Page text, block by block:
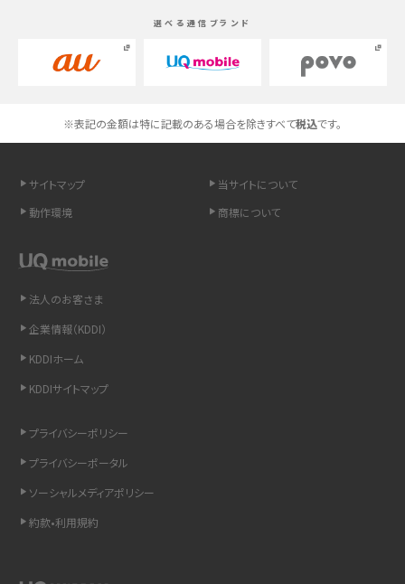
スマホのネット通信速度が遅い原因は？すぐできる対処法や見直すポイントを解
スマホや携帯端末の通信速度制限とは？回避のコツや解除のタイミング・方法
を解説
LINEの引き継ぎ方法は？対象データや事前準備・条件・注意点などを解説
非通知設定とは？184で電話をかける方法やiPhone・Androidの設定を解説
スマホのウィジェットとは？iPhone・Androidの設定方法やおススメを紹介
インスタのDMの送り方は？便利機能の使い方や注意点をわかりやすく解説
Bluetooth®とは？Wi-Fiとの違いやスマホ・PCとの接続方法を解説
選べる通信ブランド
※表記の金額は特に記載のある場合を除きすべて税込です。
サイトマップ
当サイトについて
動作環境
商標について
法人のお客さま
企業情報（KDDI）
KDDIホーム
KDDIサイトマップ
プライバシーポリシー
プライバシーポータル
ソーシャルメディアポリシー
約款•利用規約